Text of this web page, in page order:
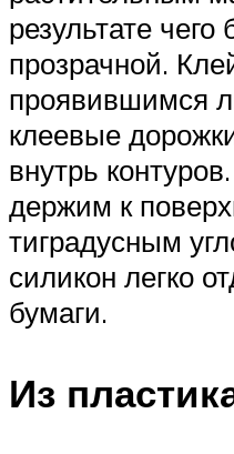
результате чего
прозрачной.
проявившимся
клеевые
внутрь
держим к
тиградусным
силикон легко
бумаги.
Из